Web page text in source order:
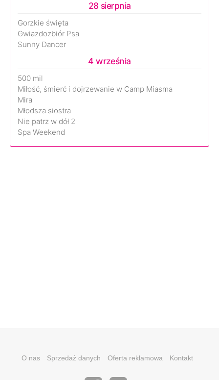
28 sierpnia
Gorzkie święta
Gwiazdozbiór Psa
Sunny Dancer
4 września
500 mil
Miłość, śmierć i dojrzewanie w Camp Miasma
Mira
Młodsza siostra
Nie patrz w dół 2
Spa Weekend
O nas Sprzedaż danych Oferta reklamowa Kontakt